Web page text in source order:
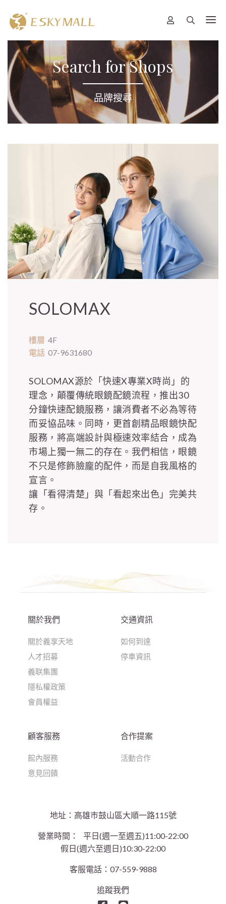
Search for Shops
品牌搜尋
SOLOMAX
樓層 4F
電話 07-9631680
SOLOMAX源於「快速X專業X時尚」的
理念，顛覆傳統眼鏡配鏡流程，推出30
分鐘快速配鏡服務，讓消費者不必為等待
而妥協品味。同時，更首創精品眼鏡快配
服務，將高端設計與極速效率結合，成為
市場上獨一無二的存在。我們相信，眼鏡
不只是修飾臉龐的配件，而是自我風格的
宣言。
讓「看得清楚」與「看起來出色」完美共
存。
地址：高雄巿鼓山區大順一路115號
營業時間：
平日(週一至週五)11:00-22:00
假日(週六至週日)10:30-22:00
客服電話：07-559-9888
追蹤我們
關於我們
關於義享天地
人才招募
義联集團
隱私權政策
會員權益
交通資訊
如何到達
停車資訊
顧客服務
館內服務
意見回饋
合作提案
活動合作